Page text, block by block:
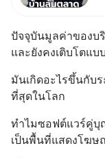
ปัจจุบันมูลค่าของบ
และยังคงเติบโตแ
มันเกิดอะไรขึ้นกับ
ที่สุดในโลก
ทำไมซอฟต์แวร์คู่บุ
เป็นพื้นที่แสดงโฆษ